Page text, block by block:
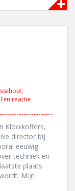
,
Een reactie
Klooikoffers,
director bij
eeuwig
techniek en
plaats
Mijn